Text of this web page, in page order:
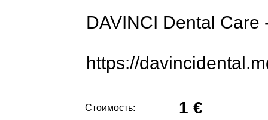
DAVINCI Dental
https://
Стоимость: 1 €